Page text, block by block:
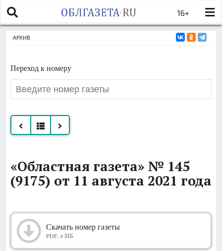
16+
АРХИВ
Переход к номеру
номера
за
2021
«Областная газета» № 145
(9175) от 11 августа 2021 года
Скачать номер газеты
PDF, 4 МБ